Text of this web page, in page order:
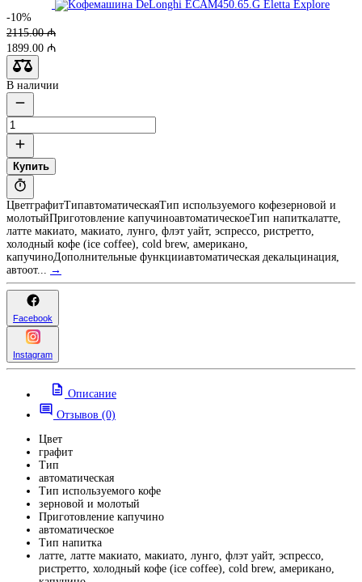
-10%
2115.00 ₼
1899.00 ₼
В наличии
Купить
ЦветграфитТипавтоматическаяТип используемого кофезерновой и
молотыйПриготовление капучиноавтоматическоеТип напиткалатте,
латте макиато, макиато, лунго, флэт уайт, эспрессо, ристретто,
холодный кофе (ice coffee), cold brew, американо,
капучиноДополнительные функцииавтоматическая декальцинация,
автоот...
→
Facebook
Instagram
Описание
Отзывов (0)
Цвет
графит
Тип
автоматическая
Тип используемого кофе
зерновой и молотый
Приготовление капучино
автоматическое
Тип напитка
латте, латте макиато, макиато, лунго, флэт уайт, эспрессо,
ристретто, холодный кофе (ice coffee), cold brew, американо,